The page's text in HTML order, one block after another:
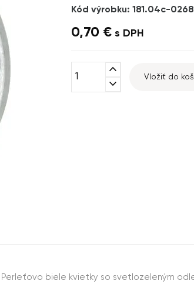
Kód výrobku: 181.04c-0268
0,70 € s DPH
expand_less
expand_more
Vložiť do
biele kvietky so svetlozeleným